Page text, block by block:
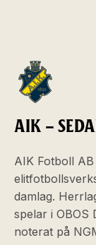
AIK –
AIK Fotboll
damlag.
spelar i OBOS
noterat på